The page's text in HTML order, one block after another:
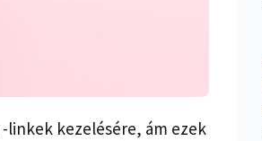
linkek kezelésére, ám ezek